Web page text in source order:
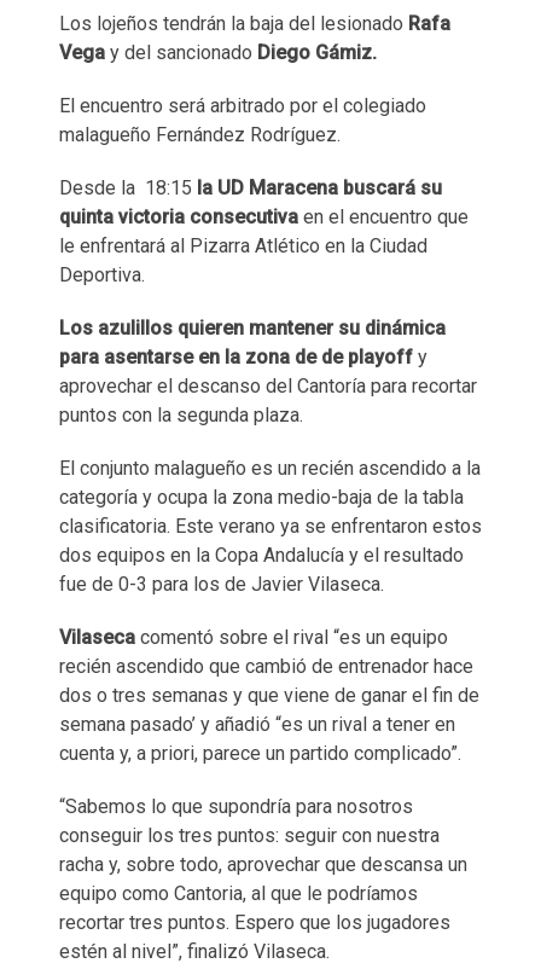
Los lojeños tendrán la baja del lesionado Rafa
Vega y del sancionado Diego Gámiz.
El encuentro será arbitrado por el colegiado
malagueño Fernández Rodríguez.
Desde la 18:15 la UD Maracena buscará su
quinta victoria consecutiva en el encuentro que
le enfrentará al Pizarra Atlético en la Ciudad
Deportiva.
Los azulillos quieren mantener su dinámica
para asentarse en la zona de de playoff y
aprovechar el descanso del Cantoría para recortar
puntos con la segunda plaza.
El conjunto malagueño es un recién ascendido a la
categoría y ocupa la zona medio-baja de la tabla
clasificatoria. Este verano ya se enfrentaron estos
dos equipos en la Copa Andalucía y el resultado
fue de 0-3 para los de Javier Vilaseca.
Vilaseca comentó sobre el rival “es un equipo
recién ascendido que cambió de entrenador hace
dos o tres semanas y que viene de ganar el fin de
semana pasado’ y añadió “es un rival a tener en
cuenta y, a priori, parece un partido complicado”.
“Sabemos lo que supondría para nosotros
conseguir los tres puntos: seguir con nuestra
racha y, sobre todo, aprovechar que descansa un
equipo como Cantoria, al que le podríamos
recortar tres puntos.​ Espero que los jugadores
estén al nivel”, finalizó Vilaseca.